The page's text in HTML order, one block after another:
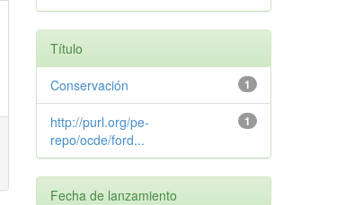
Título
1
Conservación
1
http://purl.org/pe-
repo/ocde/ford...
Fecha de lanzamiento